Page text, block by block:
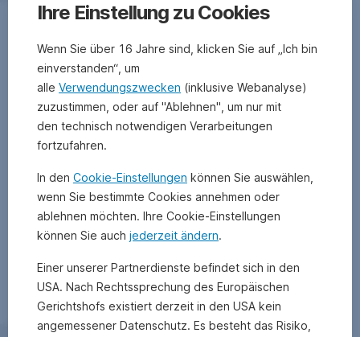
Warnhinweise
zum
Fonds
Ihre Einstellung zu Cookies
Wenn Sie über 16 Jahre sind, klicken Sie auf „Ich bin
einverstanden“, um
alle Verwendungszwecken (inklusive Webanalyse)
zuzustimmen, oder auf "Ablehnen", um nur mit
den technisch notwendigen Verarbeitungen
fortzufahren.
In den Cookie-Einstellungen können Sie auswählen,
wenn Sie bestimmte Cookies annehmen oder
ablehnen möchten. Ihre Cookie-Einstellungen
können Sie auch jederzeit ändern.
Einer unserer Partnerdienste befindet sich in den
USA. Nach Rechtssprechung des Europäischen
Gerichtshofs existiert derzeit in den USA kein
angemessener Datenschutz. Es besteht das Risiko,